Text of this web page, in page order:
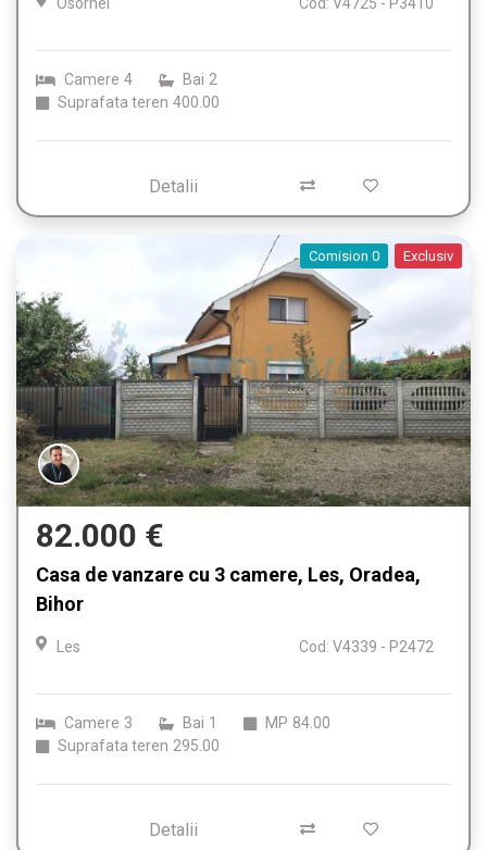
Camere 4 Bai 2
Suprafata teren 400.00
Detalii
Comision 0 Exclusiv
82.000 €
Casa de vanzare cu 3 camere, Les, Oradea,
Bihor
Les Cod: V4339 - P2472
Camere 3 Bai 1 MP 84.00
Suprafata teren 295.00
Detalii